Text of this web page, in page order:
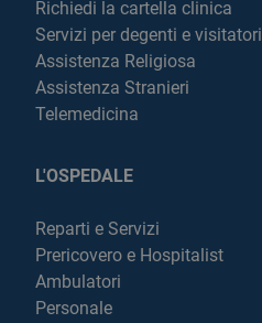
Richiedi la cartella clinica
Servizi per degenti e visitatori
Assistenza Religiosa
Assistenza Stranieri
Telemedicina
L'OSPEDALE
Reparti e Servizi
Prericovero e Hospitalist
Ambulatori
Personale